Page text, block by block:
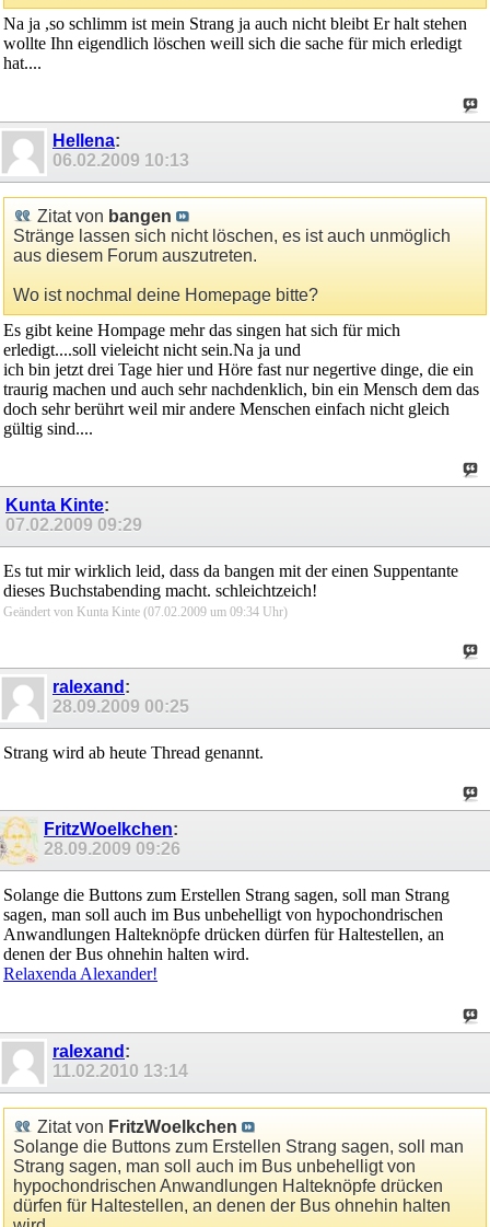
Na ja ,so schlimm ist mein Strang ja auch nicht bleibt Er halt stehen
wollte Ihn eigendlich löschen weill sich die sache für mich erledigt
hat....
Hellena:
06.02.2009 10:13
Zitat von bangen
Stränge lassen sich nicht löschen, es ist auch unmöglich
aus diesem Forum auszutreten.
Wo ist nochmal deine Homepage bitte?
Es gibt keine Hompage mehr das singen hat sich für mich
erledigt....soll vieleicht nicht sein.Na ja und
ich bin jetzt drei Tage hier und Höre fast nur negertive dinge, die ein
traurig machen und auch sehr nachdenklich, bin ein Mensch dem das
doch sehr berührt weil mir andere Menschen einfach nicht gleich
gültig sind....
Kunta Kinte:
07.02.2009 09:29
Es tut mir wirklich leid, dass da bangen mit der einen Suppentante
dieses Buchstabending macht. schleichtzeich!
Geändert von Kunta Kinte (07.02.2009 um 09:34 Uhr)
ralexand :
28.09.2009 00:25
Strang wird ab heute Thread genannt.
FritzWoelkchen:
28.09.2009 09:26
Solange die Buttons zum Erstellen Strang sagen, soll man Strang
sagen, man soll auch im Bus unbehelligt von hypochondrischen
Anwandlungen Halteknöpfe drücken dürfen für Haltestellen, an
denen der Bus ohnehin halten wird.
Relaxenda Alexander!
ralexand :
11.02.2010 13:14
Zitat von FritzWoelkchen
Solange die Buttons zum Erstellen Strang sagen, soll man
Strang sagen, man soll auch im Bus unbehelligt von
hypochondrischen Anwandlungen Halteknöpfe drücken
dürfen für Haltestellen, an denen der Bus ohnehin halten